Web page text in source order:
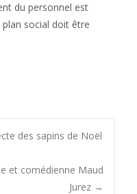
du personnel est
social doit être
des sapins de Noël
et comédienne Maud
Jurez →